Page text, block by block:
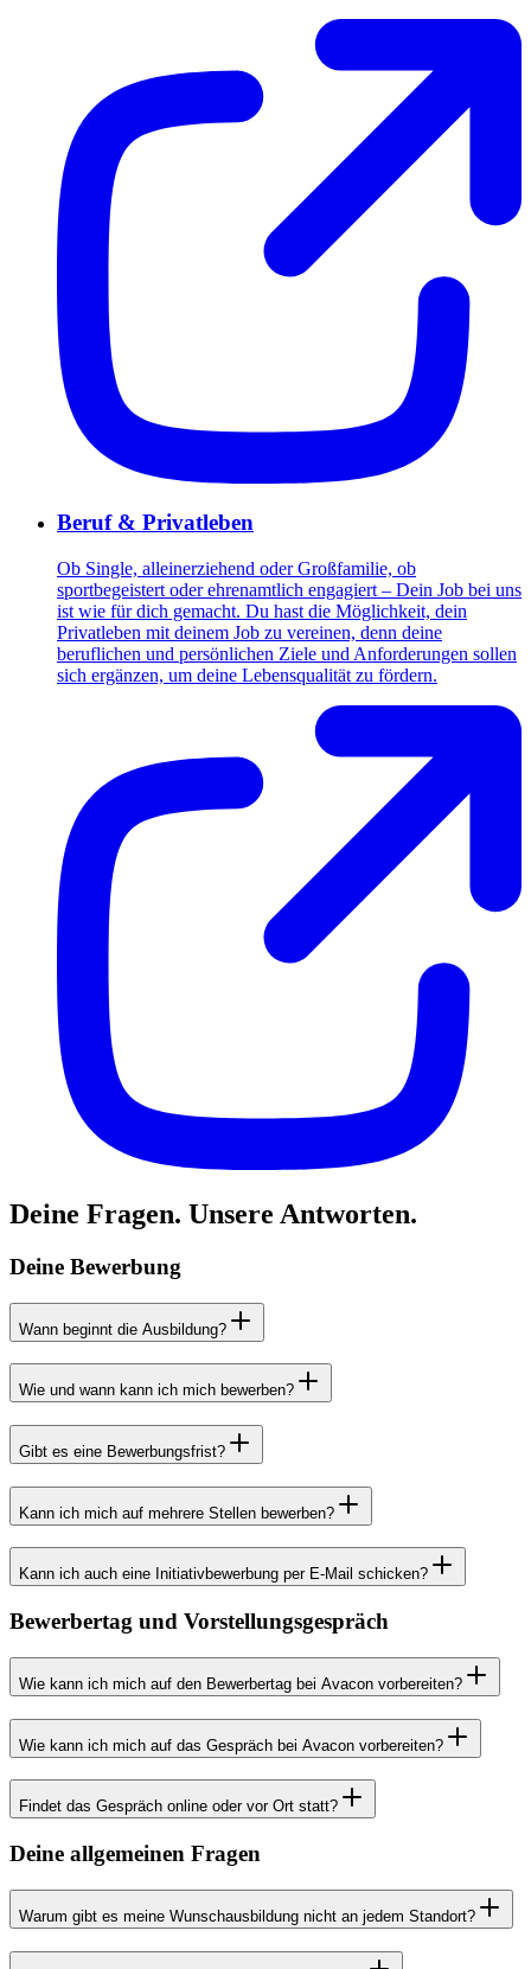
Beruf & Privatleben
Ob Single, alleinerziehend oder Großfamilie, ob
sportbegeistert oder ehrenamtlich engagiert – Dein Job bei uns
ist wie für dich gemacht. Du hast die Möglichkeit, dein
Privatleben mit deinem Job zu vereinen, denn deine
beruflichen und persönlichen Ziele und Anforderungen sollen
sich ergänzen, um deine Lebensqualität zu fördern.
Deine Fragen. Unsere Antworten.
Deine Bewerbung
Wann beginnt die Ausbildung?
Wie und wann kann ich mich bewerben?
Gibt es eine Bewerbungsfrist?
Kann ich mich auf mehrere Stellen bewerben?
Kann ich auch eine Initiativbewerbung per E-Mail schicken?
Bewerbertag und Vorstellungsgespräch
Wie kann ich mich auf den Bewerbertag bei Avacon vorbereiten?
Wie kann ich mich auf das Gespräch bei Avacon vorbereiten?
Findet das Gespräch online oder vor Ort statt?
Deine allgemeinen Fragen
Warum gibt es meine Wunschausbildung nicht an jedem Standort?